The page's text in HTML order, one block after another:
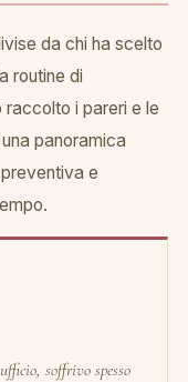
da chi ha scelto
routine di
i pareri e le
panoramica
e
soffrivo spesso